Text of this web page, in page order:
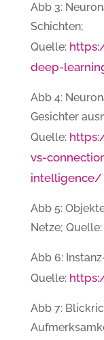
Abb 3:
Schichten;
Quelle:
deep-
Abb 4:
Gesichter
Quelle:
vs-
intelligence/
Abb 5:
Netze;
Abb 6:
Quelle:
Abb 7: